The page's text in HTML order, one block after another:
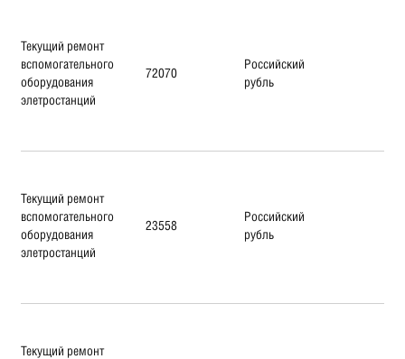
Текущий ремонт
вспомогательного
оборудования
элетростанций
72070
Российский
рубль
Текущий ремонт
вспомогательного
оборудования
элетростанций
23558
Российский
рубль
Текущий ремонт